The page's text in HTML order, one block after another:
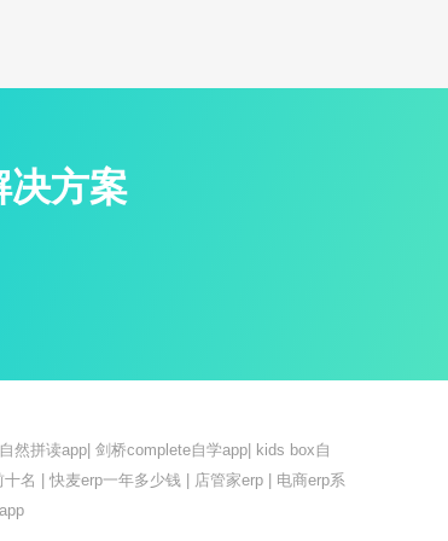
决方案
然拼读app| 剑桥complete自学app| kids box自
十名 | 快麦erp一年多少钱 | 店管家erp| 电商erp系